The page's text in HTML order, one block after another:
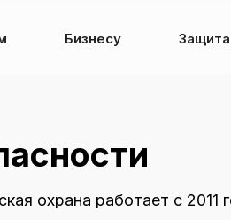
Бизнесу
охрана работает с 2011